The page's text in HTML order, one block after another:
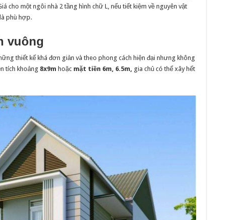
cho một ngôi nhà 2 tầng hình chữ L, nếu tiết kiệm về nguyên vật
là phù hợp.
vuông
thiết kế khá đơn giản và theo phong cách hiện đại nhưng không
tích khoảng 8x9m hoặc mặt tiền 6m, 6.5m, gia chủ có thể xây hết